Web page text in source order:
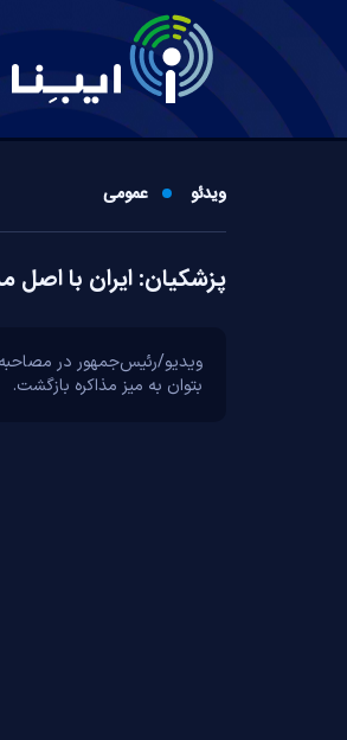
ویدئو عمومی
پزشکیان: ایران با اصل
ویدیو/رئیس‌جمهور در مصاحبه
بتوان به میز مذاکره بازگشت.